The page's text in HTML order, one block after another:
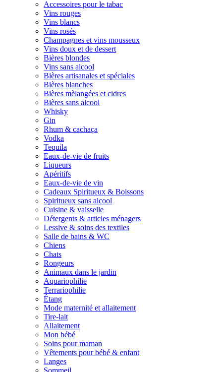
Accessoires pour le tabac
Vins rouges
Vins blancs
Vins rosés
Champagnes et vins mousseux
Vins doux et de dessert
Bières blondes
Vins sans alcool
Bières artisanales et spéciales
Bières blanches
Bières mèlangées et cidres
Bières sans alcool
Whisky
Gin
Rhum & cachaça
Vodka
Tequila
Eaux-de-vie de fruits
Liqueurs
Apéritifs
Eaux-de-vie de vin
Cadeaux Spiritueux & Boissons
Spiritueux sans alcool
Cuisine & vaisselle
Détergents & articles ménagers
Lessive & soins des textiles
Salle de bains & WC
Chiens
Chats
Rongeurs
Animaux dans le jardin
Aquariophilie
Terrariophilie
Étang
Mode maternité et allaitement
Tire-lait
Allaitement
Mon bébé
Soins pour maman
Vêtements pour bébé & enfant
Langes
Sommeil